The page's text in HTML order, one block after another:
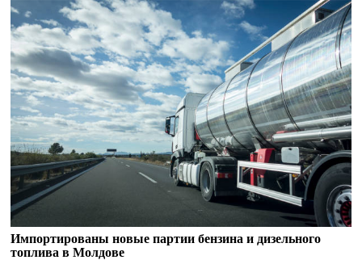
Импортированы новые партии бензина и дизельного
топлива в Молдове